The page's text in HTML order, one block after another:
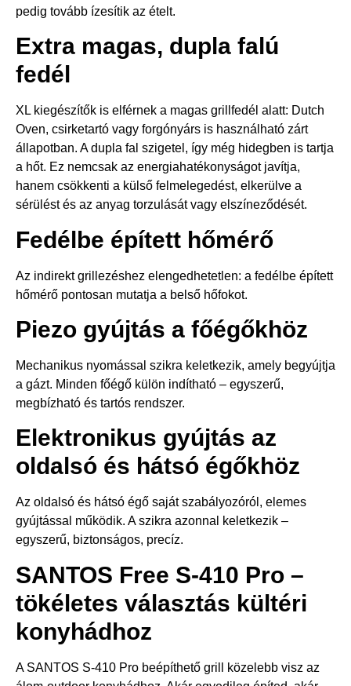
pedig tovább ízesítik az ételt.
Extra magas, dupla falú
fedél
XL kiegészítők is elférnek a magas grillfedél alatt: Dutch
Oven, csirketartó vagy forgónyárs is használható zárt
állapotban. A dupla fal szigetel, így még hidegben is tartja
a hőt. Ez nemcsak az energiahatékonyságot javítja,
hanem csökkenti a külső felmelegedést, elkerülve a
sérülést és az anyag torzulását vagy elszíneződését.
Fedélbe épített hőmérő
Az indirekt grillezéshez elengedhetetlen: a fedélbe épített
hőmérő pontosan mutatja a belső hőfokot.
Piezo gyújtás a főégőkhöz
Mechanikus nyomással szikra keletkezik, amely begyújtja
a gázt. Minden főégő külön indítható – egyszerű,
megbízható és tartós rendszer.
Elektronikus gyújtás az
oldalsó és hátsó égőkhöz
Az oldalsó és hátsó égő saját szabályozóról, elemes
gyújtással működik. A szikra azonnal keletkezik –
egyszerű, biztonságos, precíz.
SANTOS Free S-410 Pro –
tökéletes választás kültéri
konyhádhoz
A SANTOS S-410 Pro beépíthető grill közelebb visz az